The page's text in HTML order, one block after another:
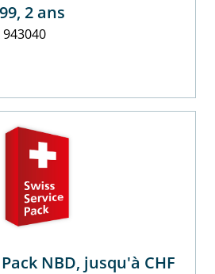
2 ans
943040
NBD, jusqu'à CHF